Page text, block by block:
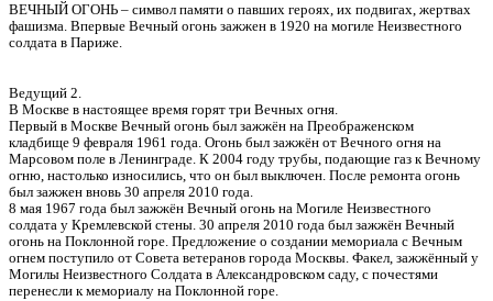
ВЕЧНЫЙ ОГОНЬ – символ памяти о павших героях, их подвигах, жертвах
фашизма. Впервые Вечный огонь зажжен в 1920 на могиле Неизвестного
солдата в Париже.
Ведущий 2.
В Москве в настоящее время горят три Вечных огня.
Первый в Москве Вечный огонь был зажжён на Преображенском
кладбище 9 февраля 1961 года. Огонь был зажжён от Вечного огня на
Марсовом поле в Ленинграде. К 2004 году трубы, подающие газ к Вечному
огню, настолько износились, что он был выключен. После ремонта огонь
был зажжен вновь 30 апреля 2010 года.
8 мая 1967 года был зажжён Вечный огонь на Могиле Неизвестного
солдата у Кремлевской стены. 30 апреля 2010 года был зажжён Вечный
огонь на Поклонной горе. Предложение о создании мемориала с Вечным
огнем поступило от Совета ветеранов города Москвы. Факел, зажжённый у
Могилы Неизвестного Солдата в Александровском саду, с почестями
перенесли к мемориалу на Поклонной горе.